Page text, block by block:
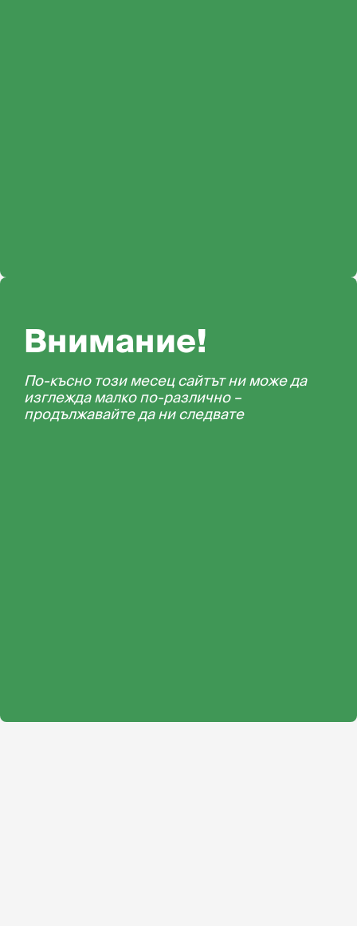
Внимание!
По-късно този месец сайтът ни може да
изглежда малко по-различно –
продължавайте да ни следвате